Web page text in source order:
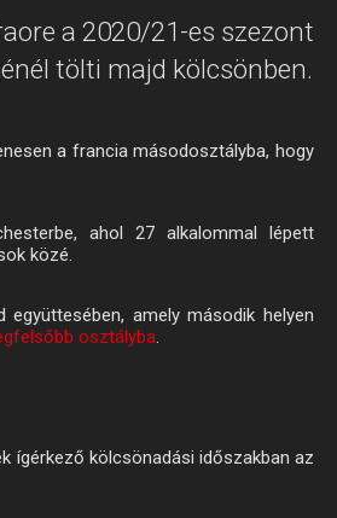
a 2020/21-es szezont
tölti majd kölcsönben.
a francia másodosztályba, hogy
ahol 27 alkalommal lépett
közé.
amely második helyen
osztályba.
ígérkező kölcsönadási időszakban az